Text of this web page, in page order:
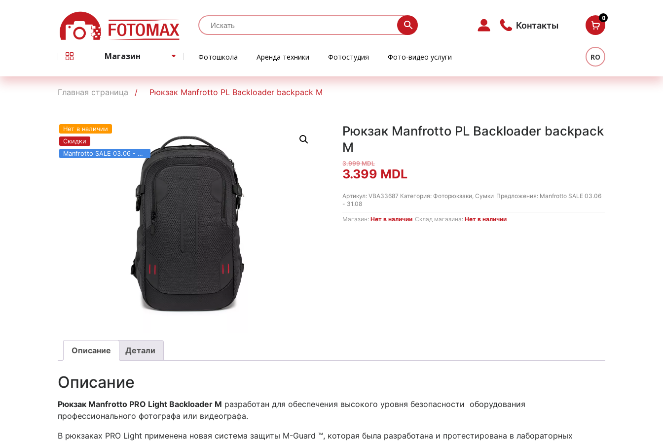
Контакты
0
Магазин Фотошкола Аренда техники Фотостудия Фото-видео услуги RO
Главная страница Рюкзак Manfrotto PL Backloader backpack M
Нет в наличии
Скидки
Manfrotto SALE 03.06 - 31.08
Рюкзак Manfrotto PL Backloader backpack
M
3.999MDL
Первоначальная
цена
составляла
3.399 MDLТекущая
цена:
3.399 MDL.
Артикул:VBA33687 Категория:Фоторюкзаки,Сумки Предложения: Manfrotto SALE 03.06
- 31.08
Магазин:Нет в наличии Склад магазина:Нет в наличии
Описание Детали
Описание
Рюкзак Manfrotto PRO Light Backloader M разработан для обеспечения высокого уровня безопасности оборудования
профессионального фотографа или видеографа.
В рюкзаках PRO Light применена новая система защиты M-Guard ™, которая была разработана и протестирована в лабораторных